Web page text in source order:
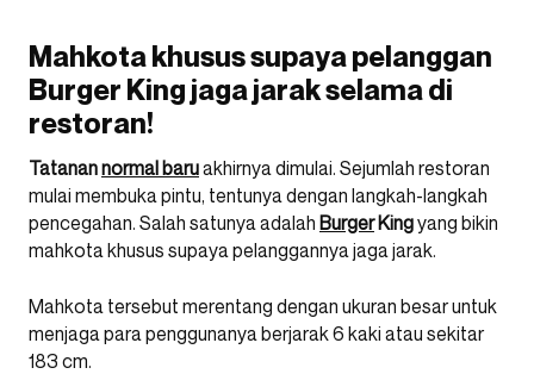
Mahkota khusus supaya pelanggan
Burger King jaga jarak selama di
restoran!
Tatanannormal baruakhirnya dimulai. Sejumlah restoran
mulai membuka pintu, tentunya dengan langkah-langkah
pencegahan. Salah satunya adalah BurgerKingyang bikin
mahkota khusus supaya pelanggannya jaga jarak.
Mahkota tersebut merentang dengan ukuran besar untuk
menjaga para penggunanya berjarak 6 kaki atau sekitar
183 cm.